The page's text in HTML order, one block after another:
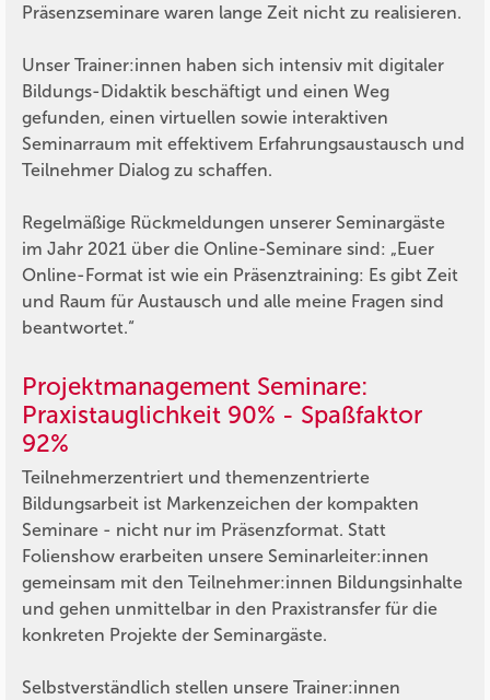
Präsenzseminare waren lange Zeit nicht zu realisieren.
Unser Trainer:innen haben sich intensiv mit digitaler
Bildungs-Didaktik beschäftigt und einen Weg
gefunden, einen virtuellen sowie interaktiven
Seminarraum mit effektivem Erfahrungsaustausch und
Teilnehmer Dialog zu schaffen.
Regelmäßige Rückmeldungen unserer Seminargäste
im Jahr 2021 über die Online-Seminare sind: „Euer
Online-Format ist wie ein Präsenztraining: Es gibt Zeit
und Raum für Austausch und alle meine Fragen sind
beantwortet.“
Projektmanagement Seminare:
Praxistauglichkeit 90% - Spaßfaktor
92%
Teilnehmerzentriert und themenzentrierte
Bildungsarbeit ist Markenzeichen der kompakten
Seminare - nicht nur im Präsenzformat. Statt
Folienshow erarbeiten unsere Seminarleiter:innen
gemeinsam mit den Teilnehmer:innen Bildungsinhalte
und gehen unmittelbar in den Praxistransfer für die
konkreten Projekte der Seminargäste.
Selbstverständlich stellen unsere Trainer:innen